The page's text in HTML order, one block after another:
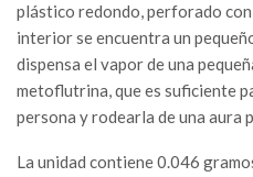
plástico redondo, perforado
interior se encuentra un
dispensa el vapor de una
metoflutrina, que es suficiente
persona y rodearla de una
La unidad contiene 0.046